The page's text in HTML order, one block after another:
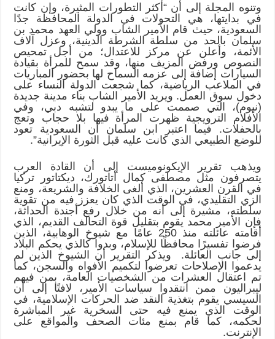
وتنوه المجلة إلى أن “أكثر التطورات المثيرة، وإن كانت
في بدايتها، هي التحولات في الدولة المحافظة جدًا
السعودية، حيث قام الأمير الشاب وولي العهد محمد بن
سلمان بالحد من سلطة الشرطة الدينية، وعزل آلاف
الأئمة، وأعلن عن مركز للاعتدال؛ من أجل تمحيص
النصوص ورفض المزيف منها، وقد سمح للمرأة بقيادة
السيارات إضافة إلى عزمه السماح لها بحضور المباريات
في الملاعب الرياضية، كما شجعت الدولة النساء على
دخول سوق العمل. ويريد الأمير الشاب بناء مدينة جديدة
(نيوم)، التي صممت على ما يبدو لتشبه دبي، وفي
الأفلام الترويجية ظهرت المرأة فيها بلا حجاب وتعج
بالحفلات. فيما اعتبر ابن سلمان أن السعودية تعود
للوضع الطبيعي الذي كانت عليه قبل الثورة الإيرانية”.
ويذهب تقرير الإيكونوميست إلى أن القادة العرب
يتصرفون مثل مصطفى كمال أتاتورك، ديكتاتور تركيا
في القرن العشرين، الذي ألغى الخلافة والشريعة، ومنع
الزي التقليدي، في الوقت الذي كان يعزز فيه من تقوية
سلطته، مشيرة إلى أنه من خلال رفع أجندة الحداثة،
فإن الأمير محمد يقوم بتقليل قوة التحالف القديم، الذي
أقامته عائلته منذ 250 عامًا مع شيوخ الوهابية، الذين
فرضوا تفسيرًا محافظًا للإسلام، وبدوا كالذي يحكم البلاد
إلى جانب العائلة. ويذكر التقرير أن الشيوخ الذين لم
يدعموا الإصلاحات تعرضوا لتكميم الأفواه والسجن، كما
تم اعتقال العشرات من الشخصيات العامة، بمن فيهم
ليبراليون ممن انتقدوا سياسات الأمير، لافتًا إلى أن
السيسي يقوم بتغذية النقد ضد الحركات الإسلامية، في
الوقت الذي يمنع فيه حتى السخرية غير المباشرة
لحكمه، كما قام بمنع مئات الصحف والمواقع على
الإنترنت.